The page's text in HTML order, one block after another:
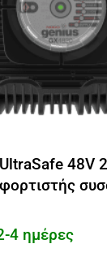
48V
φορτιστής
4 ημέρες